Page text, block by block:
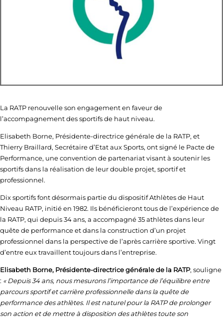
La RATP renouvelle son engagement en faveur de
l’accompagnement des sportifs de haut niveau.
Elisabeth Borne, Présidente-directrice générale de la RATP, et
Thierry Braillard, Secrétaire d’Etat aux Sports, ont signé le Pacte de
Performance, une convention de partenariat visant à soutenir les
sportifs dans la réalisation de leur double projet, sportif et
professionnel.
Dix sportifs font désormais partie du dispositif Athlètes de Haut
Niveau RATP, initié en 1982. Ils bénéficieront tous de l’expérience de
la RATP, qui depuis 34 ans, a accompagné 35 athlètes dans leur
quête de performance et dans la construction d’un projet
professionnel dans la perspective de l’après carrière sportive. Vingt
d’entre eux travaillent toujours dans l’entreprise.
Elisabeth Borne, Présidente-directrice générale de la RATP, souligne
: « Depuis 34 ans, nous mesurons l’importance de l’équilibre entre
parcours sportif et carrière professionnelle dans la quête de
performance des athlètes. Il est naturel pour la RATP de prolonger
son action et de mettre à disposition des athlètes toute son